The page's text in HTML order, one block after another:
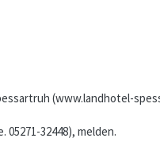
(www.landhotel-
32448), melden.